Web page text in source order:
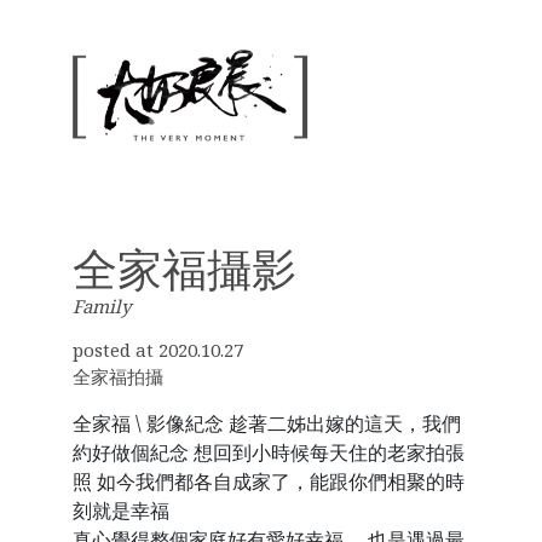
全家福攝影
Family
posted at 2020.10.27
全家福拍攝
全家福 \ 影像紀念 趁著二姊出嫁的這天，我們
約好做個紀念 想回到小時候每天住的老家拍張
照 如今我們都各自成家了，能跟你們相聚的時
刻就是幸福